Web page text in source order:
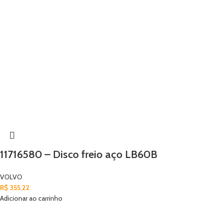
11716580 – Disco freio aço LB60B
VOLVO
R$ 355,22
Adicionar ao carrinho